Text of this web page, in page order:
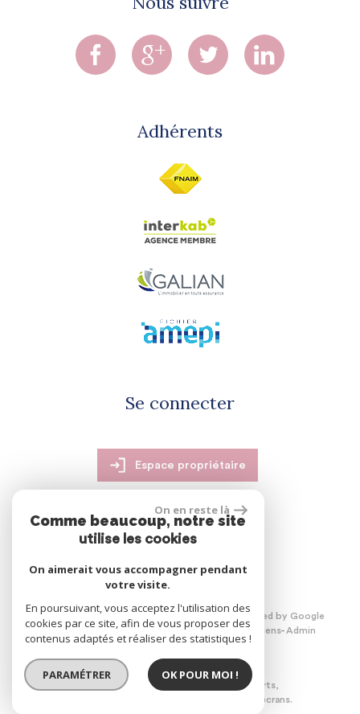
Adhérents
Se connecter
Espace propriétaire
réalisé par
© 2026 | Tous droits réservés | Traduction powered by Google
Plan du site
Mentions légales Nos honoraires Liens Admin
Site internet compatible multi-supports,
un seul site adaptable à tous les types d'écrans.
On en reste là
Comme beaucoup, notre site
utilise les cookies
On aimerait vous accompagner pendant
votre visite.
En poursuivant, vous acceptez l'utilisation des
cookies par ce site, afin de vous proposer des
contenus adaptés et réaliser des statistiques !
PARAMÉTRER OK POUR MOI !